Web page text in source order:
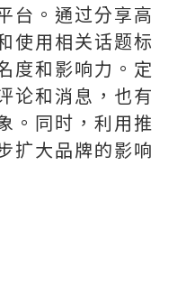
台。通过分享高
使用相关话题标
度和影响力。定
论和消息，也有
。同时，利用推
扩大品牌的影响